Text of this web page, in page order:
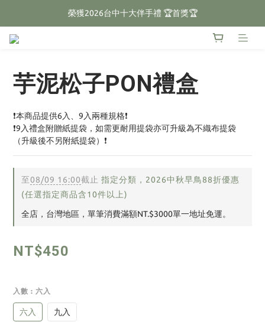
🌕2026中秋禮盒預購開跑🌕
榮獲2026台中十大伴手禮 🏆首獎🏆
芋泥松子PON禮盒
❗本商品提供6入、9入兩種規格❗
❗9入禮盒附贈紙提袋，如需更耐用提袋亦可升級為不織布提袋
（升級後不另附紙提袋）❗
至08/09 16:00截止 指定分類，2026中秋早鳥88折優惠
(任選指定商品含10件以上)
全店，台灣地區，單筆消費滿額NT.$3000單一地址免運。
NT$450
入數 : 六入
六入 九入